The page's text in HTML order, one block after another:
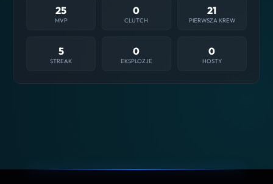
25
MVP
0
CLUTCH
21
PIERWSZA KREW
5
STREAK
0
EKSPLOZJE
0
HOSTY